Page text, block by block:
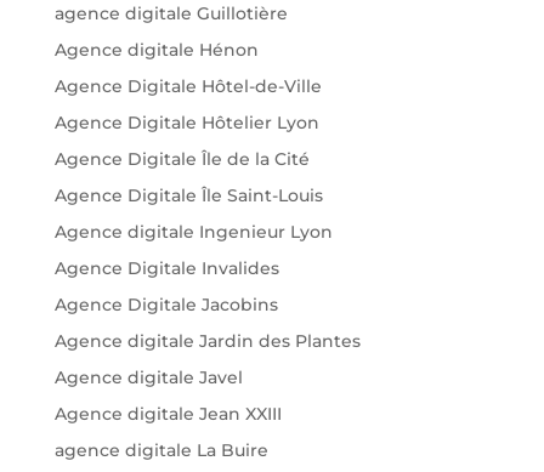
agence digitale Guillotière
Agence digitale Hénon
Agence Digitale Hôtel-de-Ville
Agence Digitale Hôtelier Lyon
Agence Digitale Île de la Cité
Agence Digitale Île Saint-Louis
Agence digitale Ingenieur Lyon
Agence Digitale Invalides
Agence Digitale Jacobins
Agence digitale Jardin des Plantes
Agence digitale Javel
Agence digitale Jean XXIII
agence digitale La Buire